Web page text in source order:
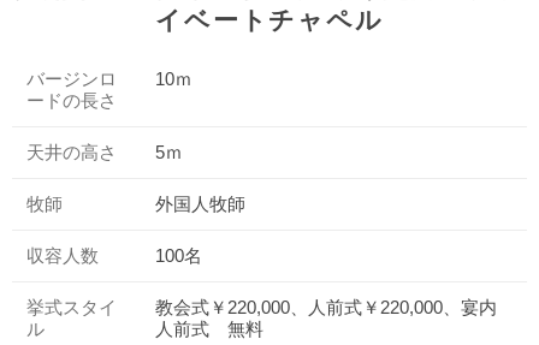
イベートチャペル
バージンロ
ードの長さ
10ｍ
天井の高さ 5ｍ
牧師 外国人牧師
収容人数 100名
挙式スタイ
ル
教会式￥220,000、人前式￥220,000、宴内
人前式 無料